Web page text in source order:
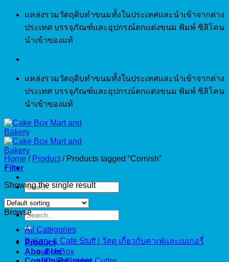
Skip
content
แหล่งรวมวัตถุดิบทำขนมทั้งในประเทศและนำเข้าจากต่าง
ประเทศ บรรจุภัณฑ์และอุปกรณ์ตกแต่งขนม พิมพ์ ซิลิโคน
นำเข้าของแท้
แหล่งรวมวัตถุดิบทำขนมทั้งในประเทศและนำเข้าจากต่าง
ประเทศ บรรจุภัณฑ์และอุปกรณ์ตกแต่งขนม พิมพ์ ซิลิโคน
นำเข้าของแท้
Search
for:
Search
for:
Product
About Us
Home / Product /Products tagged “Cornish”
Filter
Showing the single result
Browse
All Categories
Bakery & Cafe Stuff | วัสดุ เกี่ยวกับคาเฟ่และเบเกอรี่
BeeBox